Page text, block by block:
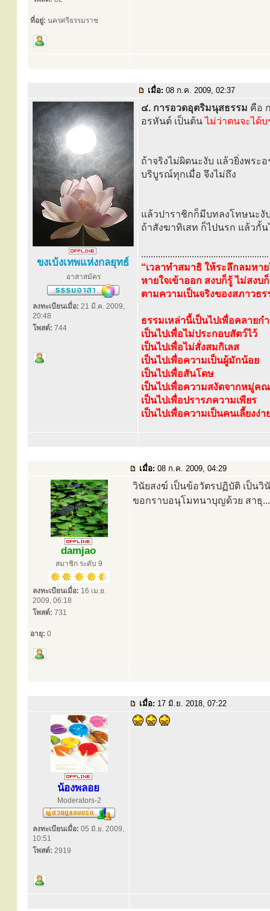
ที่อยู่: นครศรีธรรมราช
เมื่อ: 08 ก.ค. 2009, 02:37
ขงเบ้งเทพแห่งกลยุทธ์
อาสาสมัคร
ลงทะเบียนเมื่อ: 21 มี.ค. 2009,
20:48
โพสต์: 744
๔. การอวดอุตริมนุสธรรม คือ
อรหันต์ เป็นต้นไม่ว่าตนจะได้
ถ้าจริงไม่ผิดนะงับ แล้วยิ่งพระ
บริบูรณ์ทุกเมื่อ จึงไม่ถึง
แล้วปาราชิกก็มีบทลงโทษนะงั
ถ้าสังฆาทิเสท ก็ไปนรก แล้วกั้
.....................................................
“เวลาทำสมาธิ ให้ระลึกลมหา
หายใจเข้าออก สงบก็รู้ ไม่สงบ
ตามความเป็นจริงของสภาวธ
ธรรมเหล่านี้เป็นไปเพื่อคลายก
เป็นไปเพื่อไม่ประกอบสัตว์ไว้
เป็นไปเพื่อไม่สั่งสมกิเลส
เป็นไปเพื่อความเป็นผู้มักน้อย
เป็นไปเพื่อสันโดษ
เป็นไปเพื่อความสงัดจากหมู่ค
เป็นไปเพื่อปรารภความเพียร
เป็นไปเพื่อความเป็นคนเลี้ยงง่า
เมื่อ: 08 ก.ค. 2009, 04:29
damjao
สมาชิก ระดับ 9
ลงทะเบียนเมื่อ: 16 เม.ย.
2009, 06:18
โพสต์: 731
อายุ: 0
วินัยสงฆ์ เป็นข้อวัตรปฏิบัติ เป็น
ขอกราบอนุโมทนาบุญด้วย สาธุ
เมื่อ: 17 มิ.ย. 2018, 07:22
น้องพลอย
Moderators-2
ลงทะเบียนเมื่อ: 05 มิ.ย. 2009,
10:51
โพสต์: 2919